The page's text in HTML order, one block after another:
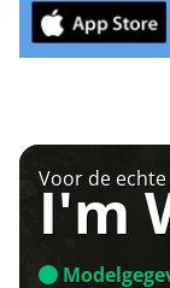
Voor de
I'm